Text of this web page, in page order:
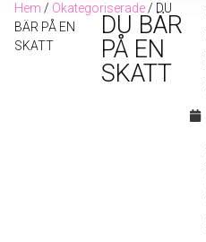
Hem / Okategoriserade/ DU
BÄR PÅ EN
SKATT
DU BÄR
PÅ EN
SKATT